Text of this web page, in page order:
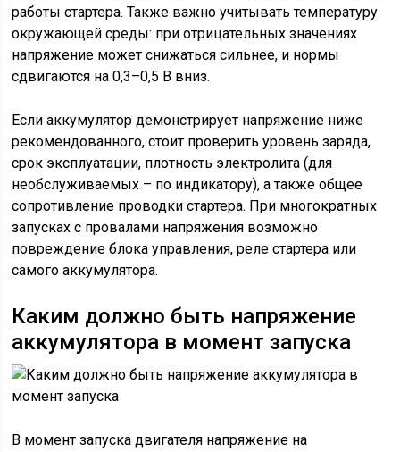
работы стартера. Также важно учитывать температуру
окружающей среды: при отрицательных значениях
напряжение может снижаться сильнее, и нормы
сдвигаются на 0,3–0,5 В вниз.
Если аккумулятор демонстрирует напряжение ниже
рекомендованного, стоит проверить уровень заряда,
срок эксплуатации, плотность электролита (для
необслуживаемых – по индикатору), а также общее
сопротивление проводки стартера. При многократных
запусках с провалами напряжения возможно
повреждение блока управления, реле стартера или
самого аккумулятора.
Каким должно быть напряжение
аккумулятора в момент запуска
В момент запуска двигателя напряжение на